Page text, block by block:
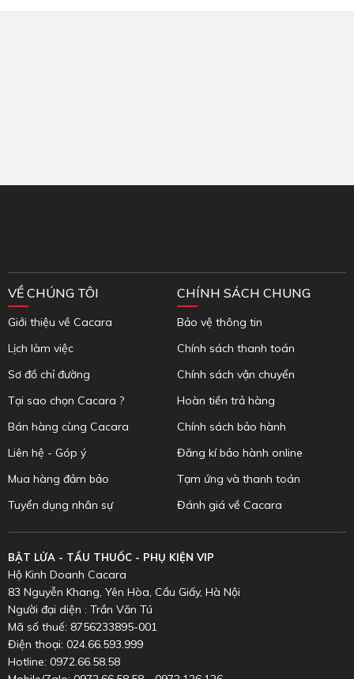
VỀ CHÚNG TÔI
Giới thiệu về Cacara
Lịch làm việc
Sơ đồ chỉ đường
Tại sao chọn Cacara ?
Bán hàng cùng Cacara
Liên hệ - Góp ý
Mua hàng đảm bảo
Tuyển dụng nhân sự
CHÍNH SÁCH CHUNG
Bảo vệ thông tin
Chính sách thanh toán
Chính sách vận chuyển
Hoàn tiền trả hàng
Chính sách bảo hành
Đăng kí bảo hành online
Tạm ứng và thanh toán
Đánh giá về Cacara
BẬT LỬA - TẨU THUỐC - PHỤ KIỆN VIP
Hộ Kinh Doanh Cacara
83 Nguyễn Khang, Yên Hòa, Cầu Giấy, Hà Nội
Người đại diện : Trần Văn Tú
Mã số thuế: 8756233895-001
Điện thoại: 024.66.593.999
Hotline: 0972.66.58.58